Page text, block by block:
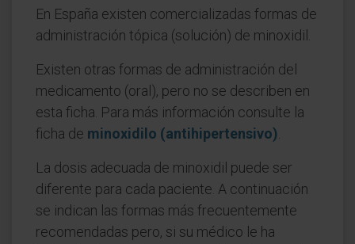
En España existen comercializadas formas de
administración tópica (solución) de minoxidil.
Existen otras formas de administración del
medicamento (oral), pero no se describen en
esta ficha. Para más información consulte la
ficha de minoxidilo (antihipertensivo)
La dosis adecuada de minoxidil puede ser
diferente para cada paciente. A continuación
se indican las formas más frecuentemente
recomendadas pero, si su médico le ha